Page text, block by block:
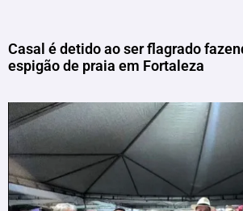
Casal é detido ao ser flagrado
espigão de praia em Fortaleza